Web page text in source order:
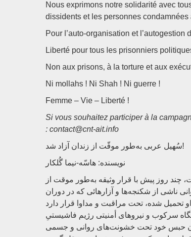
Nous exprimons notre solidarité avec
dissidents et les personnes condamnées
Pour l’auto-organisation et
Liberté pour tous les prisonniers
Non aux prisons, à la torture et aux
Ni mollahs ! Ni Shah ! Ni guerre !
Femme – Vie – Liberté !
Si vous souhaitez participer à la
: contact@cnt-ait.info
سُهیل عربی به‌طور موقّت از زندان آزاد شد!
نویسنده: هاسّه-نیما گُلکار
چند روز پیش با قرار وثیقه به‌طور موقت از
ناشی از شکنجه‌ها و آزارهائی که در دوران
۲۰۲۶ در تهران، توسط دستگاه سرکوب و نیروهای أمنیتی رژیم فاشیستیِ
حبس خود تحت خشونت‌های روانی و جسمی